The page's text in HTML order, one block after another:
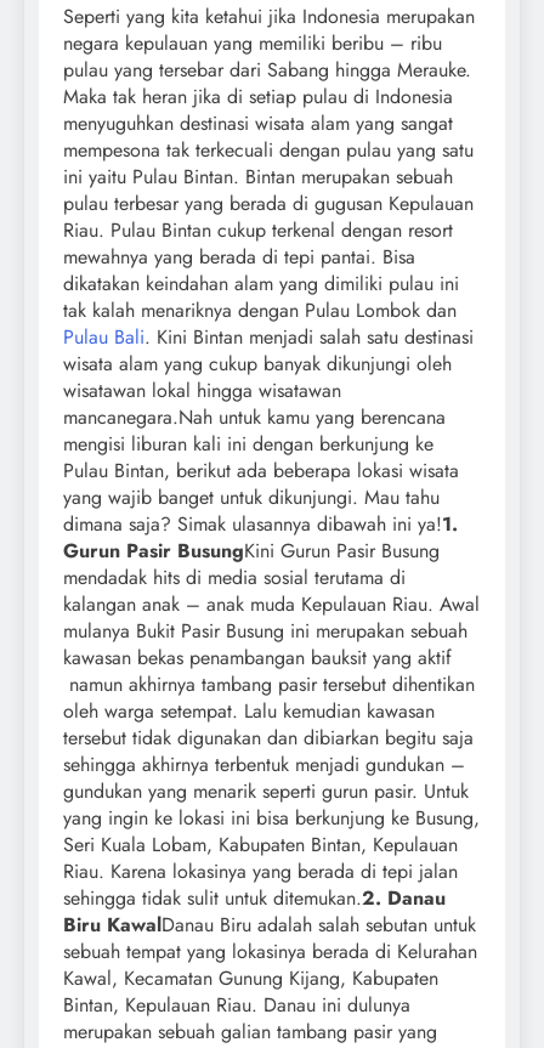
Seperti yang kita ketahui jika Indonesia merupakan
negara kepulauan yang memiliki beribu – ribu
pulau yang tersebar dari Sabang hingga Merauke.
Maka tak heran jika di setiap pulau di Indonesia
menyuguhkan destinasi wisata alam yang sangat
mempesona tak terkecuali dengan pulau yang satu
ini yaitu Pulau Bintan. Bintan merupakan sebuah
pulau terbesar yang berada di gugusan Kepulauan
Riau. Pulau Bintan cukup terkenal dengan resort
mewahnya yang berada di tepi pantai. Bisa
dikatakan keindahan alam yang dimiliki pulau ini
tak kalah menariknya dengan Pulau Lombok dan
Pulau Bali. Kini Bintan menjadi salah satu destinasi
wisata alam yang cukup banyak dikunjungi oleh
wisatawan lokal hingga wisatawan
mancanegara.Nah untuk kamu yang berencana
mengisi liburan kali ini dengan berkunjung ke
Pulau Bintan, berikut ada beberapa lokasi wisata
yang wajib banget untuk dikunjungi. Mau tahu
dimana saja? Simak ulasannya dibawah ini ya!1.
Gurun Pasir BusungKini Gurun Pasir Busung
mendadak hits di media sosial terutama di
kalangan anak – anak muda Kepulauan Riau. Awal
mulanya Bukit Pasir Busung ini merupakan sebuah
kawasan bekas penambangan bauksit yang aktif
namun akhirnya tambang pasir tersebut dihentikan
oleh warga setempat. Lalu kemudian kawasan
tersebut tidak digunakan dan dibiarkan begitu saja
sehingga akhirnya terbentuk menjadi gundukan –
gundukan yang menarik seperti gurun pasir. Untuk
yang ingin ke lokasi ini bisa berkunjung ke Busung,
Seri Kuala Lobam, Kabupaten Bintan, Kepulauan
Riau. Karena lokasinya yang berada di tepi jalan
sehingga tidak sulit untuk ditemukan.2. Danau
Biru KawalDanau Biru adalah salah sebutan untuk
sebuah tempat yang lokasinya berada di Kelurahan
Kawal, Kecamatan Gunung Kijang, Kabupaten
Bintan, Kepulauan Riau. Danau ini dulunya
merupakan sebuah galian tambang pasir yang